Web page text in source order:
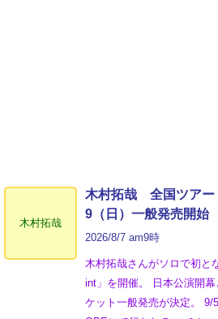
木村拓哉
木村拓哉 全国ツア
9（日）一般発売開始
2026/8/7 am9時
木村拓哉さんがソロで初と
int」を開催。 日本公演開
ケット一般発売が決定。 9/